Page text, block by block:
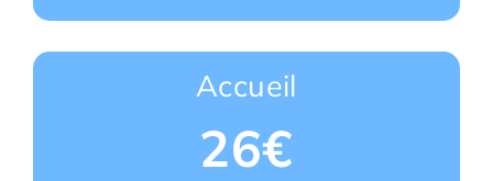
Accueil
26€